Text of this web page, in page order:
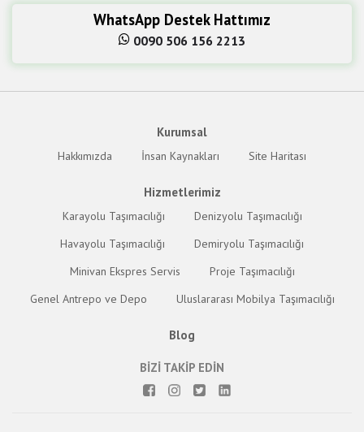
WhatsApp Destek Hattımız
0090 506 156 2213
Kurumsal
Hakkımızda İnsan Kaynakları Site Haritası
Hizmetlerimiz
Karayolu Taşımacılığı
Denizyolu Taşımacılığı
Havayolu Taşımacılığı
Demiryolu Taşımacılığı
Minivan Ekspres Servis
Proje Taşımacılığı
Genel Antrepo ve Depo
Uluslararası Mobilya Taşımacılığı
Blog
BİZİ TAKİP EDİN